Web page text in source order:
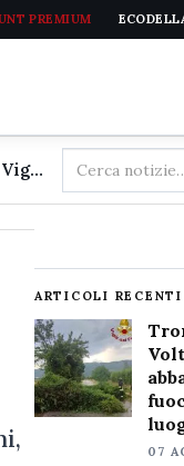
PREMIUM
Tromba d'aria nella valle del Volturno, decine di alberi abbattuti dal vento: Vigili del fuoco ripristinano lo stato dei luoghi
Cerca
nel
ARTICOLI RECENTI
07